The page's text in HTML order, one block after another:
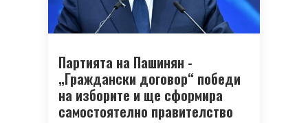
Партията на Пашинян -
„Граждански договор“ победи
на изборите и ще сформира
самостоятелно правителство